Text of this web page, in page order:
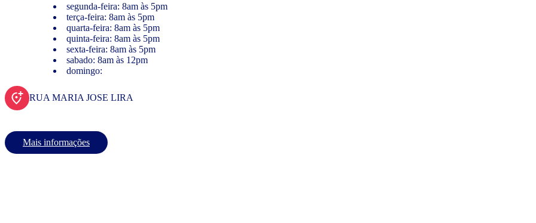
segunda-feira: 8am às 5pm
terça-feira: 8am às 5pm
quarta-feira: 8am às 5pm
quinta-feira: 8am às 5pm
sexta-feira: 8am às 5pm
sabado: 8am às 12pm
domingo:
RUA MARIA JOSE LIRA
Mais informações